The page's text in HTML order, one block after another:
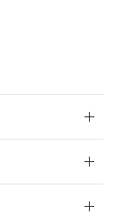
の取
るこ
書
明す